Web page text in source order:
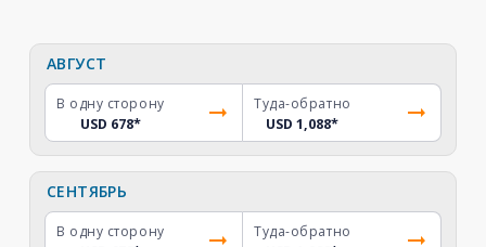
АВГУСТ
В одну сторону
USD 678*
Туда-обратно
USD 1,088*
СЕНТЯБРЬ
В одну сторону
Туда-обратно